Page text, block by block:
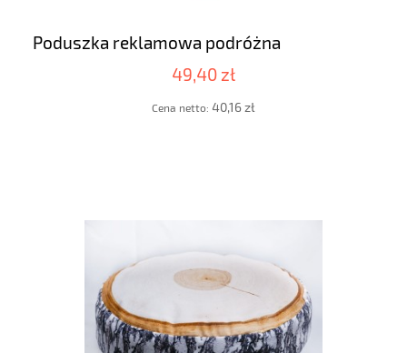
Poduszka reklamowa podróżna
49,40 zł
Cena netto: 40,16 zł